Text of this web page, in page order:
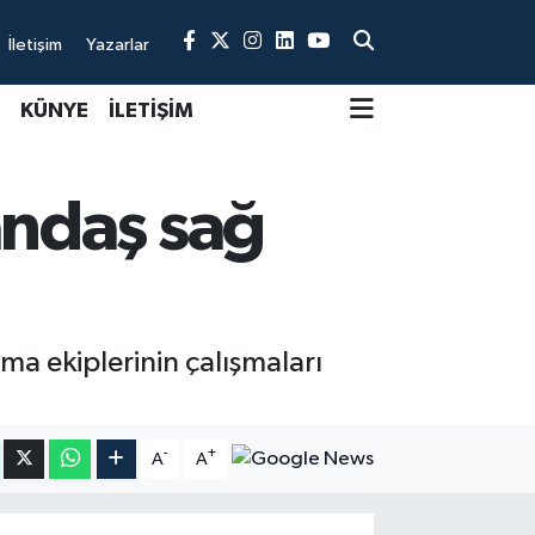
İletişim Yazarlar
KÜNYE İLETİŞİM
sağ
ekiplerinin çalışmaları
A- A+